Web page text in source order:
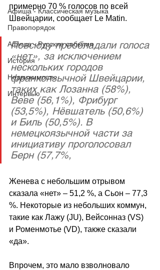
Афиша - Классическая музыка
Правопорядок
Афиша - Русские события
История
Недвижимость
Интервью
примерно 70 % голосов по всей
Швейцарии, сообщает Le Matin.
Повсюду преобладали голоса
«нет», за исключением
нескольких городов
франкоязычной Швейцарии,
таких как Лозанна (58%),
Веве (56,1%), Фрибург
(53,5%), Нёвшатель (50,6%)
и Биль (50,5%). В
немецкоязычной части за
инициативу проголосовал
Берн (57,7%,
Женева с небольшим отрывом
сказала «нет» – 51,2 %, а Сьон – 77,3
%. Некоторые из небольших коммун,
такие как Лажу (JU), Вейсонназ (VS)
и Роменмотье (VD), также сказали
«да».
Впрочем, это мало взволновало